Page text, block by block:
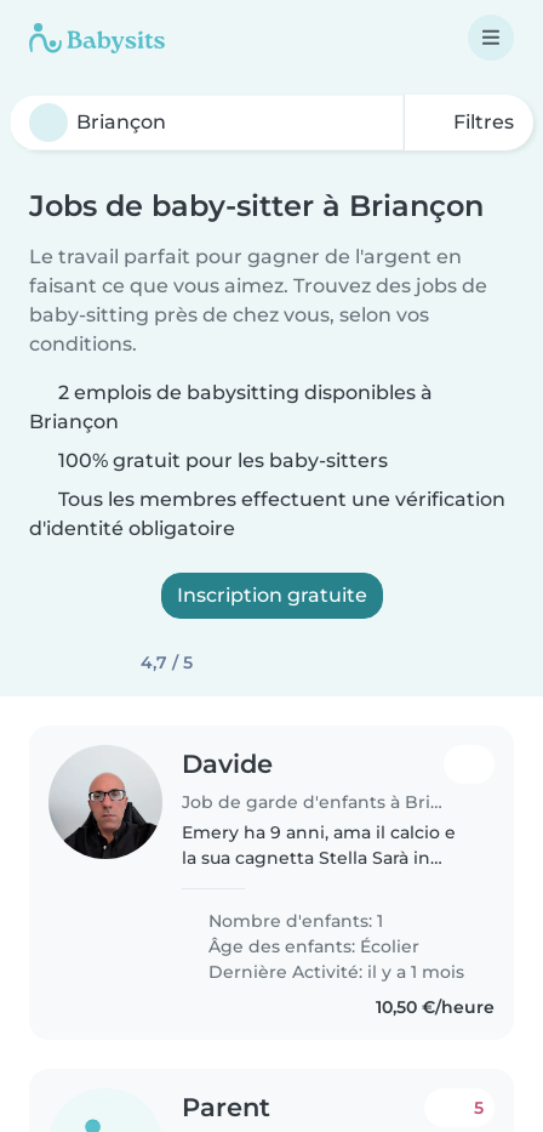
Filtres
Jobs de baby-sitter à Briançon
Le travail parfait pour gagner de l'argent en
faisant ce que vous aimez. Trouvez des jobs de
baby-sitting près de chez vous, selon vos
conditions.
2 emplois de babysitting disponibles à
Briançon
100% gratuit pour les baby-sitters
Tous les membres effectuent une vérification
d'identité obligatoire
Inscription gratuite
4,7 / 5
Davide
Job de garde d'enfants à Briançon
Emery ha 9 anni, ama il calcio e
la sua cagnetta Stella Sarà in
agosto con i nonni e la cuginetta
Zoe di 13 anni. Avremmo bisogno
di qualche pomeriggio..
Nombre d'enfants: 1
Âge des enfants: Écolier
Dernière Activité: il y a 1 mois
10,50 €/heure
Parent 5